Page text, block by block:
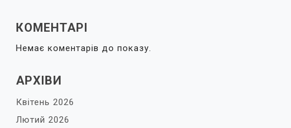
КОМЕНТАРІ
Немає коментарів до показу.
АРХІВИ
Квітень 2026
Лютий 2026